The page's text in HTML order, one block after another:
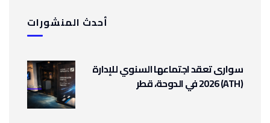
أحدث المنشورات
سوارى تعقد اجتماعها السنوي للإدارة
(ATH) 2026 في الدوحة، قطر